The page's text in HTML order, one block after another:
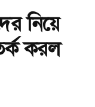
নিয়ে
করল